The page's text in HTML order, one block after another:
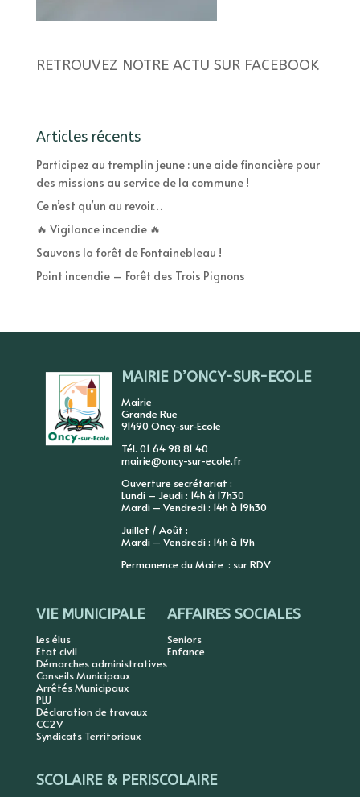
RETROUVEZ NOTRE ACTU SUR FACEBOOK
Articles récents
Participez au tremplin jeune : une aide financière pour
des missions au service de la commune !
Ce n’est qu’un au revoir…
🔥 Vigilance incendie 🔥
Sauvons la forêt de Fontainebleau !
Point incendie – Forêt des Trois Pignons
MAIRIE D’ONCY-SUR-ECOLE
Mairie
Grande Rue
91490 Oncy-sur-Ecole
Tél. 01 64 98 81 40
mairie@oncy-sur-ecole.fr
Ouverture secrétariat :
Lundi – Jeudi : 14h à 17h30
Mardi – Vendredi : 14h à 19h30
Juillet / Août :
Mardi – Vendredi : 14h à 19h
Permanence du Maire : sur RDV
VIE MUNICIPALE
Les élus
Etat civil
Démarches administratives
Conseils Municipaux
Arrêtés Municipaux
PLU
Déclaration de travaux
CC2V
Syndicats Territoriaux
AFFAIRES SOCIALES
Seniors
Enfance
SCOLAIRE & PERISCOLAIRE